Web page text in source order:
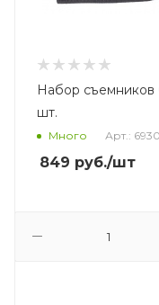
Набор съемников
шт.
Много Арт.:
849 руб./шт